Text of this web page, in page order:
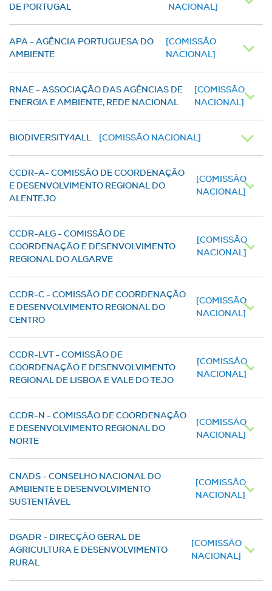
DE PORTUGAL
NACIONAL]
APA - AGÊNCIA PORTUGUESA DO
AMBIENTE
[COMISSÃO
NACIONAL]
RNAE - ASSOCIAÇÃO DAS AGÊNCIAS DE
ENERGIA E AMBIENTE, REDE NACIONAL
[COMISSÃO
NACIONAL]
BIODIVERSITY4ALL [COMISSÃO NACIONAL]
CCDR-A- COMISSÃO DE COORDENAÇÃO
E DESENVOLVIMENTO REGIONAL DO
ALENTEJO
[COMISSÃO
NACIONAL]
CCDR-ALG - COMISSÃO DE
COORDENAÇÃO E DESENVOLVIMENTO
REGIONAL DO ALGARVE
[COMISSÃO
NACIONAL]
CCDR-C - COMISSÃO DE COORDENAÇÃO
E DESENVOLVIMENTO REGIONAL DO
CENTRO
[COMISSÃO
NACIONAL]
CCDR-LVT - COMISSÃO DE
COORDENAÇÃO E DESENVOLVIMENTO
REGIONAL DE LISBOA E VALE DO TEJO
[COMISSÃO
NACIONAL]
CCDR-N - COMISSÃO DE COORDENAÇÃO
E DESENVOLVIMENTO REGIONAL DO
NORTE
[COMISSÃO
NACIONAL]
CNADS - CONSELHO NACIONAL DO
AMBIENTE E DESENVOLVIMENTO
SUSTENTÁVEL
[COMISSÃO
NACIONAL]
DGADR - DIRECÇÃO GERAL DE
AGRICULTURA E DESENVOLVIMENTO
RURAL
[COMISSÃO
NACIONAL]